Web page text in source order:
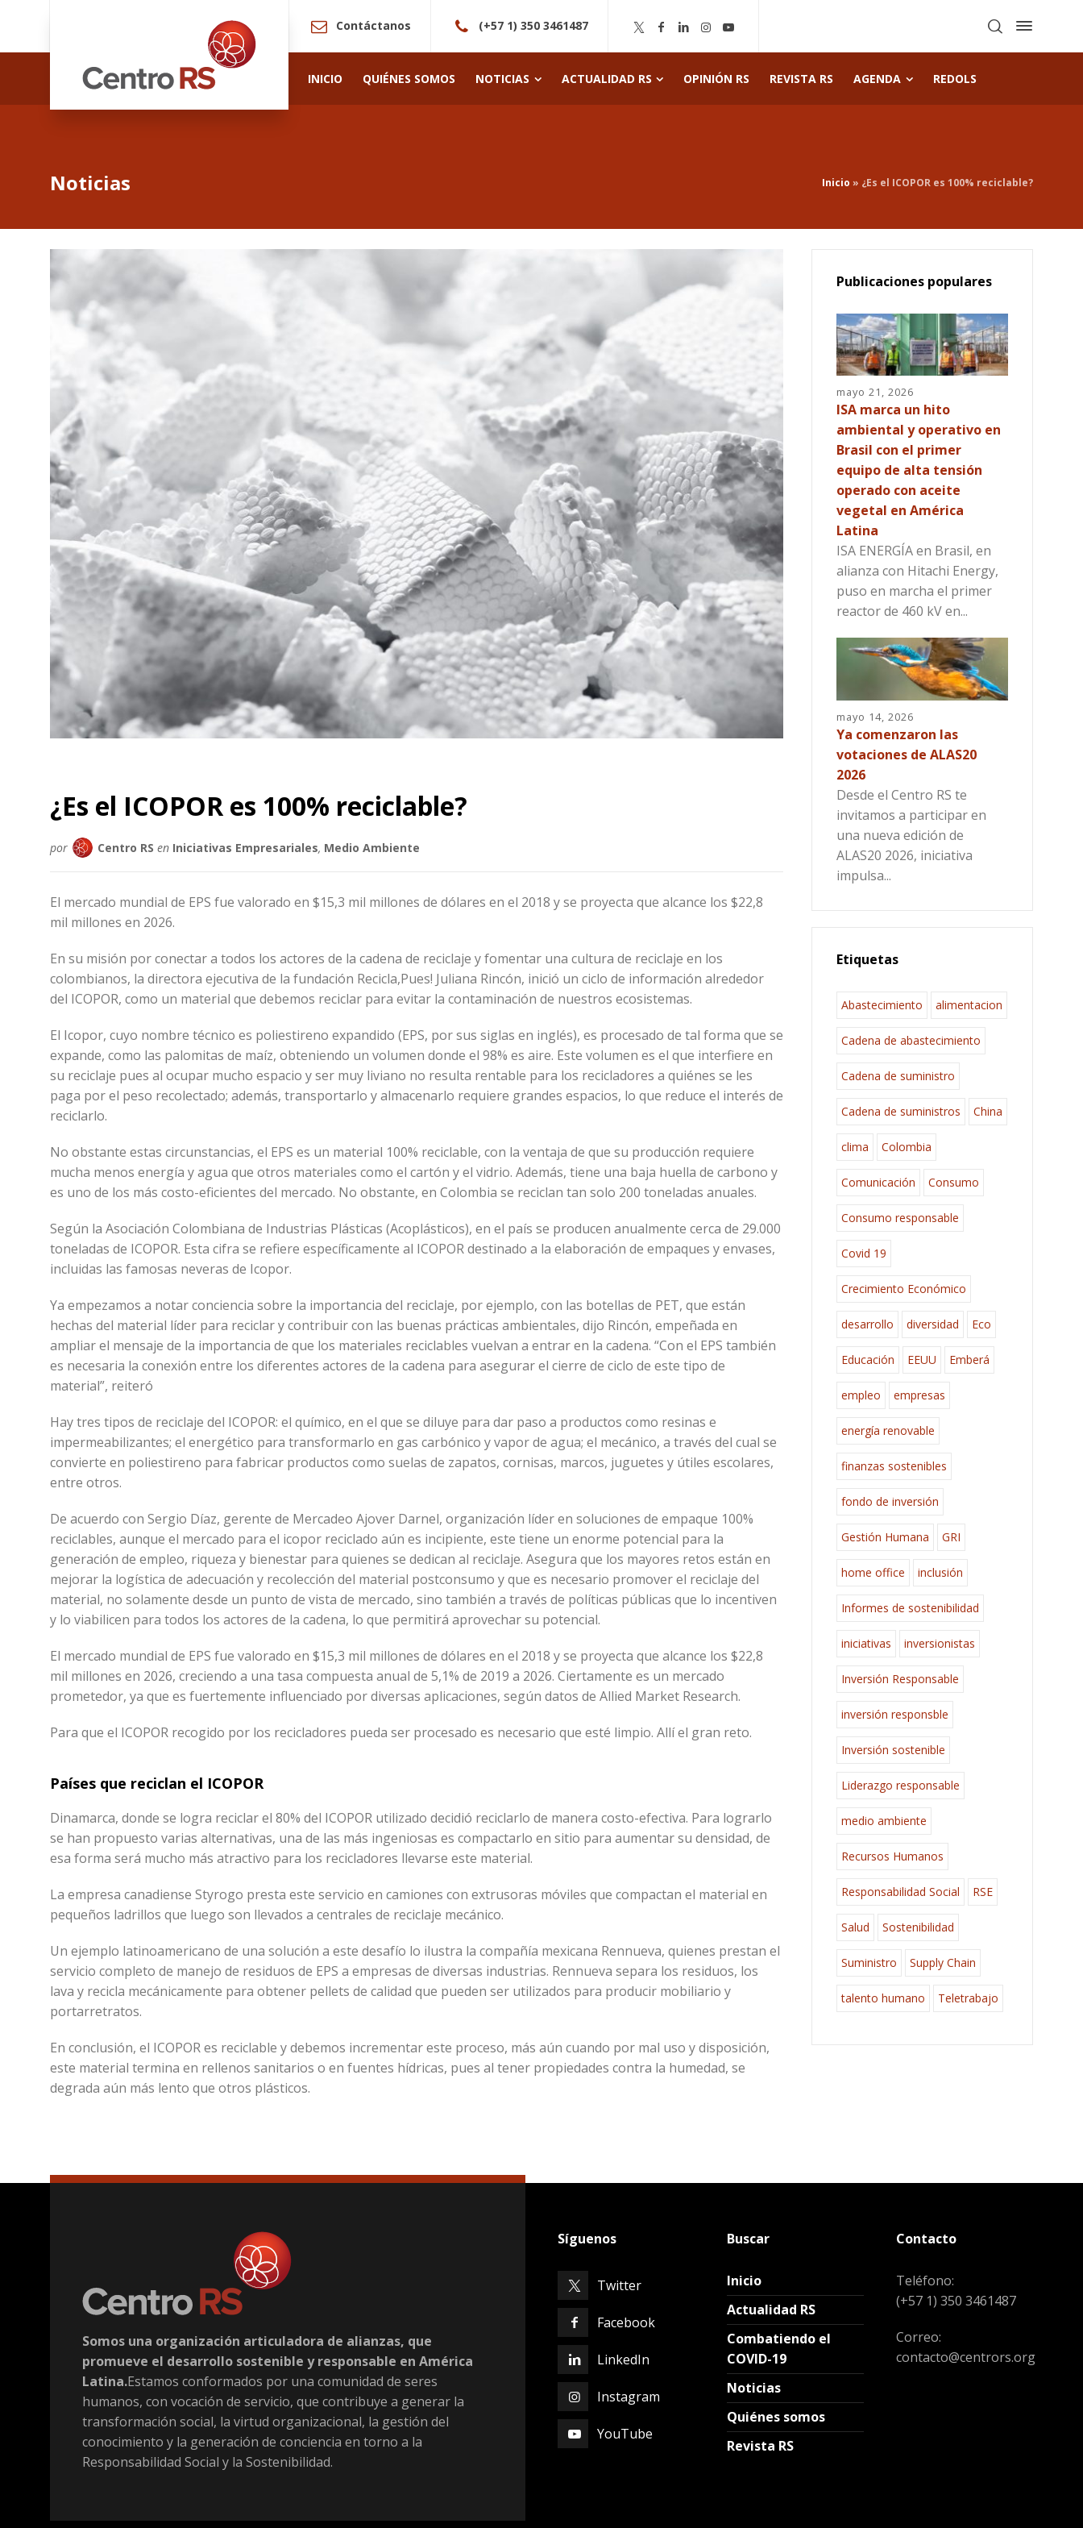
Contáctanos (+57 1) 350 3461487
INICIO QUIÉNES SOMOS NOTICIAS ACTUALIDAD RS OPINIÓN RS REVISTA RS AGENDA REDOLS
Noticias Inicio » ¿Es el ICOPOR es 100% reciclable?
¿Es el ICOPOR es 100% reciclable?
por Centro RS en Iniciativas Empresariales, Medio Ambiente
El mercado mundial de EPS fue valorado en $15,3 mil millones de dólares en el 2018 y se proyecta que alcance los $22,8
mil millones en 2026.
En su misión por conectar a todos los actores de la cadena de reciclaje y fomentar una cultura de reciclaje en los
colombianos, la directora ejecutiva de la fundación Recicla,Pues! Juliana Rincón, inició un ciclo de información alrededor
del ICOPOR, como un material que debemos reciclar para evitar la contaminación de nuestros ecosistemas.
El Icopor, cuyo nombre técnico es poliestireno expandido (EPS, por sus siglas en inglés), es procesado de tal forma que se
expande, como las palomitas de maíz, obteniendo un volumen donde el 98% es aire. Este volumen es el que interfiere en
su reciclaje pues al ocupar mucho espacio y ser muy liviano no resulta rentable para los recicladores a quiénes se les
paga por el peso recolectado; además, transportarlo y almacenarlo requiere grandes espacios, lo que reduce el interés de
reciclarlo.
No obstante estas circunstancias, el EPS es un material 100% reciclable, con la ventaja de que su producción requiere
mucha menos energía y agua que otros materiales como el cartón y el vidrio. Además, tiene una baja huella de carbono y
es uno de los más costo-eficientes del mercado. No obstante, en Colombia se reciclan tan solo 200 toneladas anuales.
Según la Asociación Colombiana de Industrias Plásticas (Acoplásticos), en el país se producen anualmente cerca de 29.000
toneladas de ICOPOR. Esta cifra se refiere específicamente al ICOPOR destinado a la elaboración de empaques y envases,
incluidas las famosas neveras de Icopor.
Ya empezamos a notar conciencia sobre la importancia del reciclaje, por ejemplo, con las botellas de PET, que están
hechas del material líder para reciclar y contribuir con las buenas prácticas ambientales, dijo Rincón, empeñada en
ampliar el mensaje de la importancia de que los materiales reciclables vuelvan a entrar en la cadena. “Con el EPS también
es necesaria la conexión entre los diferentes actores de la cadena para asegurar el cierre de ciclo de este tipo de
material”, reiteró
Hay tres tipos de reciclaje del ICOPOR: el químico, en el que se diluye para dar paso a productos como resinas e
impermeabilizantes; el energético para transformarlo en gas carbónico y vapor de agua; el mecánico, a través del cual se
convierte en poliestireno para fabricar productos como suelas de zapatos, cornisas, marcos, juguetes y útiles escolares,
entre otros.
De acuerdo con Sergio Díaz, gerente de Mercadeo Ajover Darnel, organización líder en soluciones de empaque 100%
reciclables, aunque el mercado para el icopor reciclado aún es incipiente, este tiene un enorme potencial para la
generación de empleo, riqueza y bienestar para quienes se dedican al reciclaje. Asegura que los mayores retos están en
mejorar la logística de adecuación y recolección del material postconsumo y que es necesario promover el reciclaje del
material, no solamente desde un punto de vista de mercado, sino también a través de políticas públicas que lo incentiven
y lo viabilicen para todos los actores de la cadena, lo que permitirá aprovechar su potencial.
El mercado mundial de EPS fue valorado en $15,3 mil millones de dólares en el 2018 y se proyecta que alcance los $22,8
mil millones en 2026, creciendo a una tasa compuesta anual de 5,1% de 2019 a 2026. Ciertamente es un mercado
prometedor, ya que es fuertemente influenciado por diversas aplicaciones, según datos de Allied Market Research.
Para que el ICOPOR recogido por los recicladores pueda ser procesado es necesario que esté limpio. Allí el gran reto.
Países que reciclan el ICOPOR
Dinamarca, donde se logra reciclar el 80% del ICOPOR utilizado decidió reciclarlo de manera costo-efectiva. Para lograrlo
se han propuesto varias alternativas, una de las más ingeniosas es compactarlo en sitio para aumentar su densidad, de
esa forma será mucho más atractivo para los recicladores llevarse este material.
La empresa canadiense Styrogo presta este servicio en camiones con extrusoras móviles que compactan el material en
pequeños ladrillos que luego son llevados a centrales de reciclaje mecánico.
Un ejemplo latinoamericano de una solución a este desafío lo ilustra la compañía mexicana Rennueva, quienes prestan el
servicio completo de manejo de residuos de EPS a empresas de diversas industrias. Rennueva separa los residuos, los
lava y recicla mecánicamente para obtener pellets de calidad que pueden ser utilizados para producir mobiliario y
portarretratos.
En conclusión, el ICOPOR es reciclable y debemos incrementar este proceso, más aún cuando por mal uso y disposición,
este material termina en rellenos sanitarios o en fuentes hídricas, pues al tener propiedades contra la humedad, se
degrada aún más lento que otros plásticos.
Publicaciones populares
mayo 21, 2026
ISA marca un hito
ambiental y operativo en
Brasil con el primer
equipo de alta tensión
operado con aceite
vegetal en América
Latina
ISA ENERGÍA en Brasil, en
alianza con Hitachi Energy,
puso en marcha el primer
reactor de 460 kV en...
mayo 14, 2026
Ya comenzaron las
votaciones de ALAS20
2026
Desde el Centro RS te
invitamos a participar en
una nueva edición de
ALAS20 2026, iniciativa
impulsa...
Etiquetas
Abastecimiento alimentacion
Cadena de abastecimiento
Cadena de suministro
Cadena de suministros China
clima Colombia
Comunicación Consumo
Consumo responsable
Covid 19
Crecimiento Económico
desarrollo diversidad Eco
Educación EEUU Emberá
empleo empresas
energía renovable
finanzas sostenibles
fondo de inversión
Gestión Humana GRI
home office inclusión
Informes de sostenibilidad
iniciativas inversionistas
Inversión Responsable
inversión responsble
Inversión sostenible
Liderazgo responsable
medio ambiente
Recursos Humanos
Responsabilidad Social RSE
Salud Sostenibilidad
Suministro Supply Chain
talento humano Teletrabajo
Somos una organización articuladora de alianzas, que
promueve el desarrollo sostenible y responsable en América
Latina.Estamos conformados por una comunidad de seres
humanos, con vocación de servicio, que contribuye a generar la
transformación social, la virtud organizacional, la gestión del
conocimiento y la generación de conciencia en torno a la
Responsabilidad Social y la Sostenibilidad.
Síguenos
Twitter
Facebook
LinkedIn
Instagram
YouTube
Buscar
Inicio
Actualidad RS
Combatiendo el
COVID-19
Noticias
Quiénes somos
Revista RS
Contacto
Teléfono:
(+57 1) 350 3461487
Correo:
contacto@centrors.org